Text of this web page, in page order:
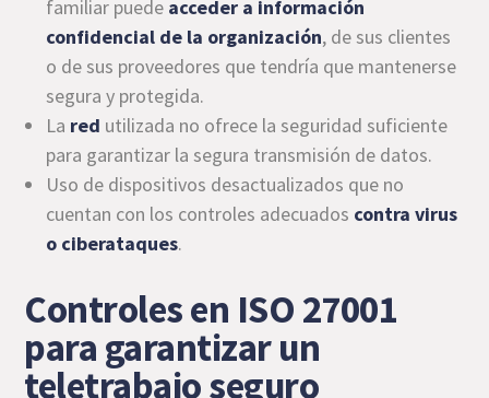
familiar puede acceder a información
confidencial de la organización, de sus clientes
o de sus proveedores que tendría que mantenerse
segura y protegida.
La red utilizada no ofrece la seguridad suficiente
para garantizar la segura transmisión de datos.
Uso de dispositivos desactualizados que no
cuentan con los controles adecuados contra virus
o ciberataques.
Controles en ISO 27001
para garantizar un
teletrabajo seguro